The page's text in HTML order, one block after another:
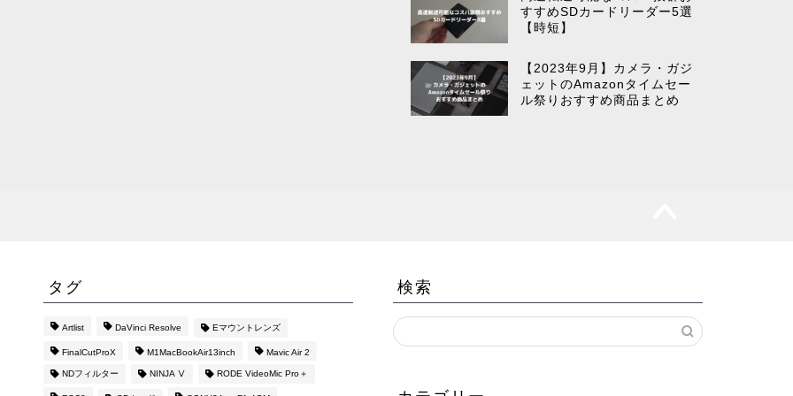
すすめSDカードリーダー5選
【時短】
【2023年9月】カメラ・ガジ
ェットのAmazonタイムセー
ル祭りおすすめ商品まとめ
タグ
Artlist DaVinci Resolve Eマウントレンズ
FinalCutProX M1MacBookAir13inch Mavic Air 2
NDフィルター NINJA Ⅴ RODE VideoMic Pro＋
検索